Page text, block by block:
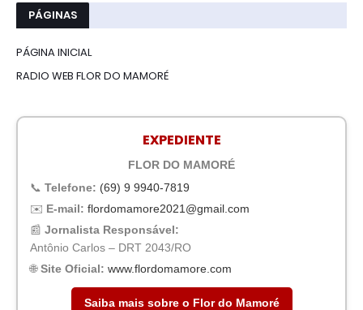
PÁGINAS
PÁGINA INICIAL
RADIO WEB FLOR DO MAMORÉ
EXPEDIENTE
FLOR DO MAMORÉ
📞 Telefone: (69) 9 9940-7819
✉️ E-mail: flordomamore2021@gmail.com
📰 Jornalista Responsável:
Antônio Carlos – DRT 2043/RO
🌐Site Oficial: www.flordomamore.com
Saiba mais sobre o Flor do Mamoré